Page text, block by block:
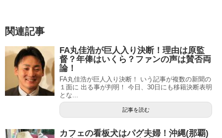
関連記事
FA丸佳浩が巨人入り決断！理由は原監
督？年俸はいくら？ファンの声は賛否両
論！
FA丸佳浩が巨人入り決断！ いう記事が複数の新聞の
１面に 出る事が判明！ 今日、30日にも移籍決断表明
とな...
記事を読む
カフェの看板犬はパグ夫婦！沖縄(那覇)